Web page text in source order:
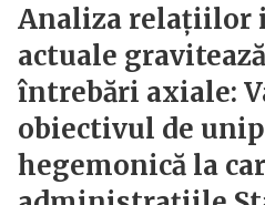
Analiza relațiilor
actuale
întrebări axiale:
obiectivul de
hegemonică la